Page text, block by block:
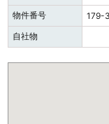
物件番号
179-3
自社物